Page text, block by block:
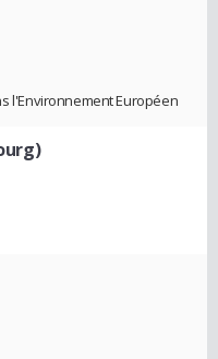
l'Environnement Européen